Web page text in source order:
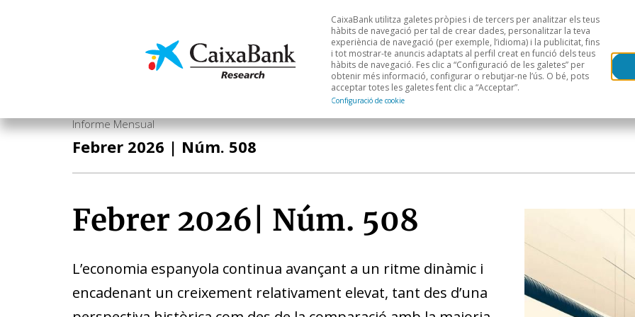
Economia i mercats Anàlisi sectorial Àrees geogràfiques
CaixaBank utilitza galetes pròpies i de tercers per analitzar els teus
hàbits de navegació per tal de crear dades, personalitzar la teva
experiència de navegació (per exemple, l’idioma) i la publicitat, fins
i tot mostrar-te anuncis adaptats al perfil creat en funció dels teus
hàbits de navegació. Fes clic a “Configuració de les galetes” per
obtenir més informació, configurar o rebutjar-ne l’ús. O bé, pots
acceptar totes les galetes fent clic a “Acceptar”.
Configuració de cookie
Informe Mensual
Febrer 2026 | Núm. 508
Febrer 2026 Núm. 508
L’economia espanyola continua avançant a un ritme dinàmic i
encadenant un creixement relativament elevat, tant des d’una